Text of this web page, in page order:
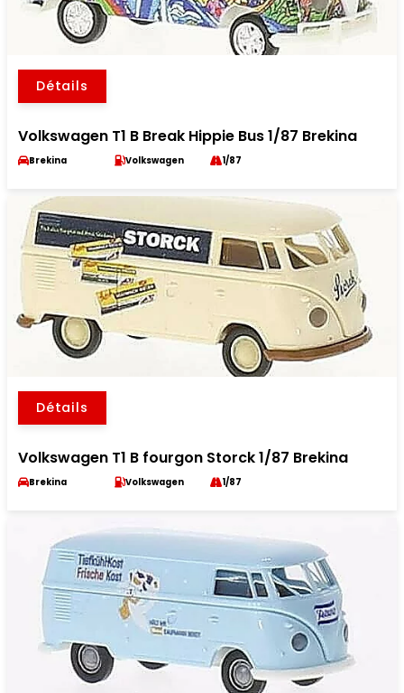
Détails
Volkswagen T1 B Break Hippie Bus 1/87 Brekina
Brekina Volkswagen 1/87
Détails
Volkswagen T1 B fourgon Storck 1/87 Brekina
Brekina Volkswagen 1/87